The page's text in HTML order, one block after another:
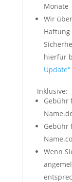
Monate
Wir
hierfür
Update"
Inklusive:
Gebühr
Gebühr
Wenn